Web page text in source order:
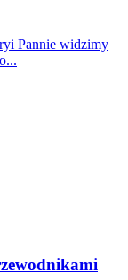
Pannie widzimy